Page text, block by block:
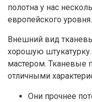
полотна у нас
европейского уровня.
Внешний вид
хорошую
мастером. Тканевые
отличными
Они прочнее